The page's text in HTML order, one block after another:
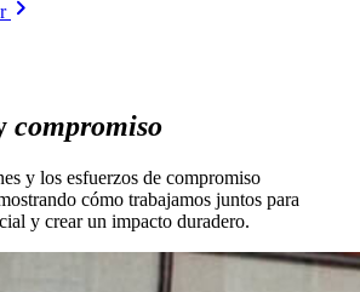
compromiso
y los esfuerzos de compromiso
cómo trabajamos juntos para
y crear un impacto duradero.